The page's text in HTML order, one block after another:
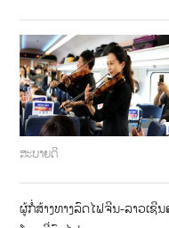
ສະບາຍດີ
ຜູ້ກໍ່ສ້າງທາງລົດໄຟຈີນ-ລາວເຊີ